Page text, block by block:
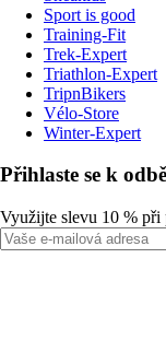
Sport is good
Training-Fit
Trek-Expert
Triathlon-Expert
TripnBikers
Vélo-Store
Winter-Expert
Přihlaste se k
Využijte slevu 10 % při